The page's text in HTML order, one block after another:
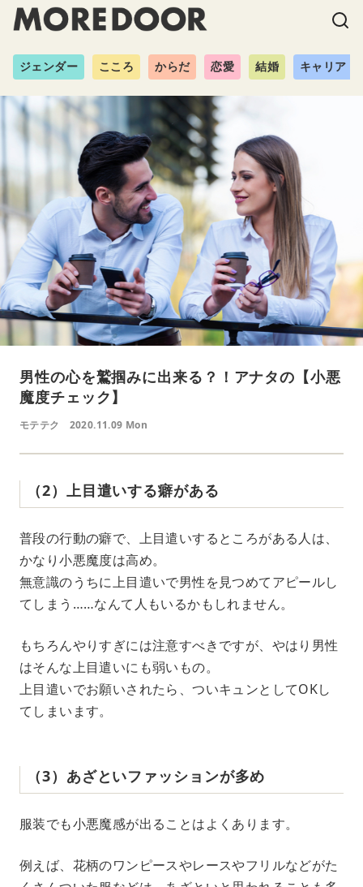
ジェンダー こころ からだ 恋愛 結婚 キャリア
男性の心を鷲掴みに出来る？！アナタの【小悪
魔度チェック】
モテテク 2020.11.09 Mon
（2）上目遣いする癖がある
普段の行動の癖で、上目遣いするところがある人は、
かなり小悪魔度は高め。
無意識のうちに上目遣いで男性を見つめてアピールし
てしまう……なんて人もいるかもしれません。
もちろんやりすぎには注意すべきですが、やはり男性
はそんな上目遣いにも弱いもの。
上目遣いでお願いされたら、ついキュンとしてOKし
てしまいます。
（3）あざといファッションが多め
服装でも小悪魔感が出ることはよくあります。
例えば、花柄のワンピースやレースやフリルなどがた